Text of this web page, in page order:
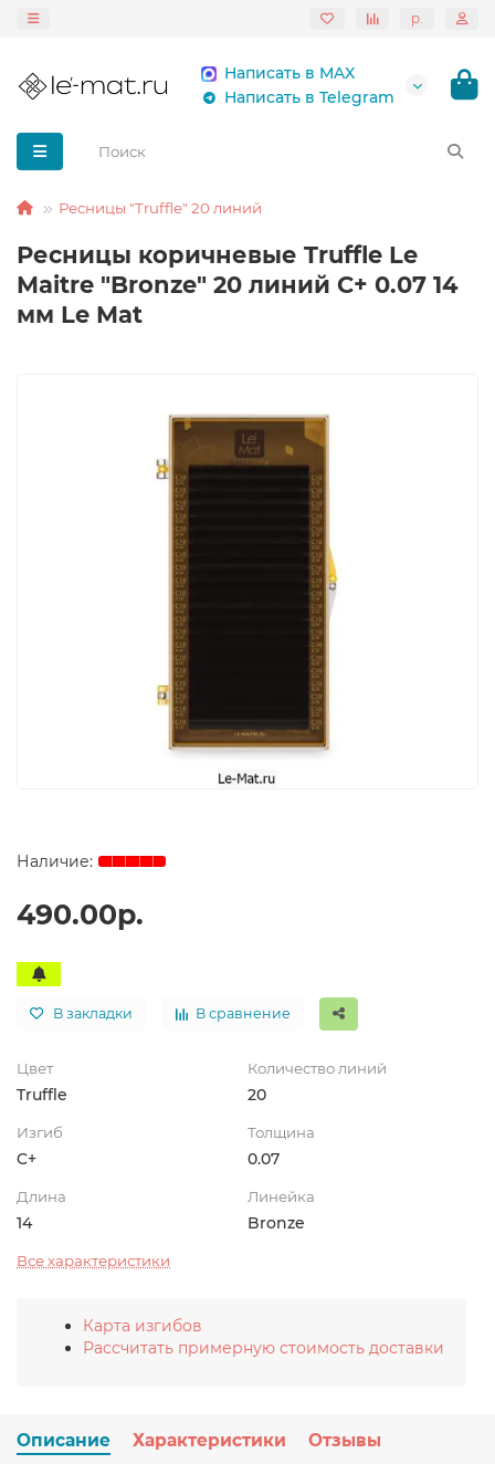
р.
Написать в MAX
Написать в Telegram
Ресницы "Truffle" 20 линий
Ресницы коричневые Truffle Le
Maitre "Bronze" 20 линий C+ 0.07 14
мм Le Mat
490.00р.
В закладки В сравнение
Цвет
Truffle
Количество линий
20
Изгиб
C+
Толщина
0.07
Длина
14
Линейка
Bronze
Все характеристики
Карта изгибов
Рассчитать примерную стоимость доставки
Описание Характеристики Отзывы